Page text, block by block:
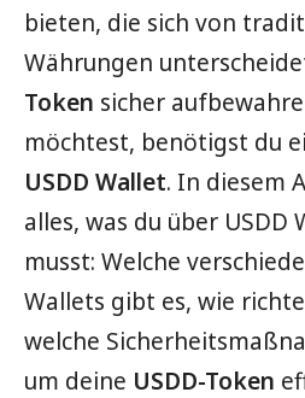
bieten, die sich von
Währungen
Token sicher
möchtest, benötigst du
USDD Wallet. In diesem
alles, was du über USDD
musst: Welche
Wallets gibt es, wie
welche
um deine USDD-Token